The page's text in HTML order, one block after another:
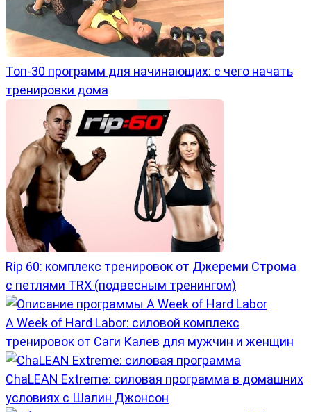
Топ-30 программ для начинающих: с чего начать
тренировки дома
Rip 60: комплекс тренировок от Джереми Строма
с петлями TRX (подвесным тренингом)
A Week of Hard Labor: силовой комплекс
тренировок от Саги Калев для мужчин и женщин
ChaLEAN Extreme: силовая программа в домашних
условиях с Шалин Джонсон